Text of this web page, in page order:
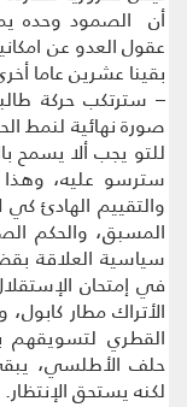
أن الصمود وحده
عقول العدو عن
بقينا عشرين عاما
– سترتكب حركة
صورة نهائية لنمط
للتو يجب ألا يسمح
سترسو عليه، وهذا
والتقييم الهادئ
المسبق، والحكم
سياسية العلاقة
في إمتحان
الأتراك مطار
القطري لتسويقهم
حلف الأطلسي،
لكنه يستحق الإنتظار.